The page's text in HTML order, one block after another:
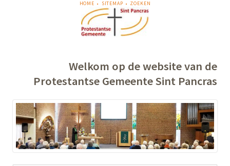
NAVIGATIE
OVERSLAAN
HOME SITEMAP ZOEKEN
Welkom op de website van de
Protestantse Gemeente Sint Pancras